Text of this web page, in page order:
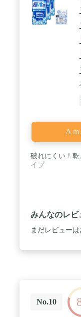
破れにくい！
イプ
みんなのレビ
まだレビュー
No.10